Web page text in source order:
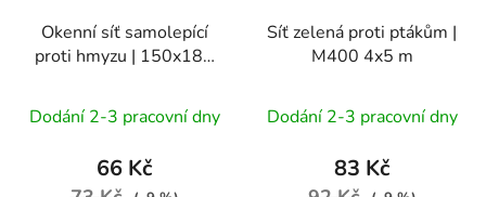
Okenní síť samolepící
proti hmyzu | 150x180
Dodání 2-3 pracovní dny
66 Kč
Síť zelená proti ptákům |
M400 4x5 m
Dodání 2-3 pracovní dny
83 Kč